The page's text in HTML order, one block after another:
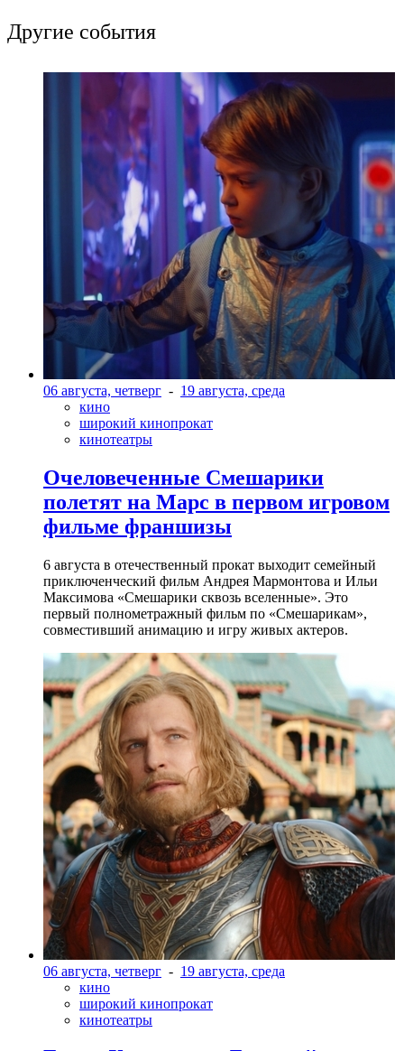
Другие события
06 августа, четверг - 19 августа, среда
кино
широкий кинопрокат
кинотеатры
Очеловеченные Смешарики
полетят на Марс в первом игровом
фильме франшизы
6 августа в отечественный прокат выходит семейный
приключенческий фильм Андрея Мармонтова и Ильи
Максимова «Смешарики сквозь вселенные». Это
первый полнометражный фильм по «Смешарикам»,
совместивший анимацию и игру живых актеров.
06 августа, четверг - 19 августа, среда
кино
широкий кинопрокат
кинотеатры